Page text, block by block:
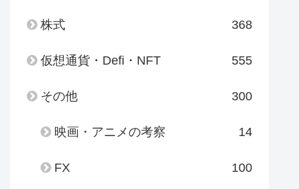
株式 368
仮想通貨・Defi・NFT 555
その他 300
映画・アニメの考察 14
FX 100